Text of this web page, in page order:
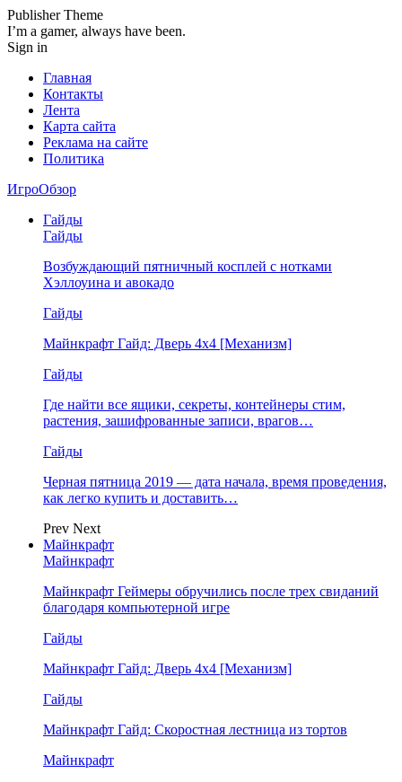
Publisher Theme
I’m a gamer, always have been.
Sign in
Главная
Контакты
Лента
Карта сайта
Реклама на сайте
Политика
ИгроОбзор
Гайды
Гайды
Возбуждающий пятничный косплей с нотками
Хэллоуина и авокадо
Гайды
Майнкрафт Гайд: Дверь 4х4 [Механизм]
Гайды
Где найти все ящики, секреты, контейнеры стим,
растения, зашифрованные записи, врагов…
Гайды
Черная пятница 2019 — дата начала, время проведения,
как легко купить и доставить…
Prev Next
Майнкрафт
Майнкрафт
Майнкрафт Геймеры обручились после трех свиданий
благодаря компьютерной игре
Гайды
Майнкрафт Гайд: Дверь 4х4 [Механизм]
Гайды
Майнкрафт Гайд: Скоростная лестница из тортов
Майнкрафт